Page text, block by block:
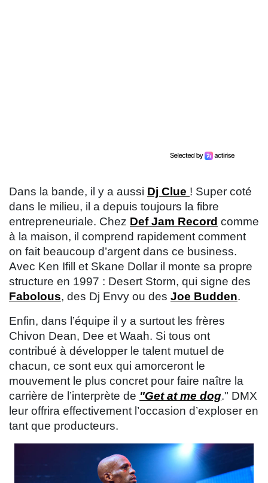
Dans la bande, il y a aussi Dj Clue ! Super coté
dans le milieu, il a depuis toujours la fibre
entrepreneuriale. Chez Def Jam Record comme
à la maison, il comprend rapidement comment
on fait beaucoup d’argent dans ce business.
Avec Ken Ifill et Skane Dollar il monte sa propre
structure en 1997 : Desert Storm, qui signe des
Fabolous, des Dj Envy ou des Joe Budden.
Enfin, dans l’équipe il y a surtout les frères
Chivon Dean, Dee et Waah. Si tous ont
contribué à développer le talent mutuel de
chacun, ce sont eux qui amorceront le
mouvement le plus concret pour faire naître la
carrière de l’interprète de "Get at me dog." DMX
leur offrira effectivement l’occasion d’exploser en
tant que producteurs.